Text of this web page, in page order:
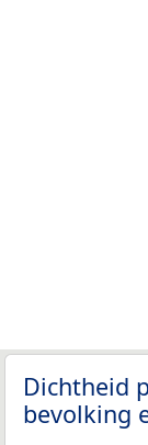
Dichtheid
bevolking